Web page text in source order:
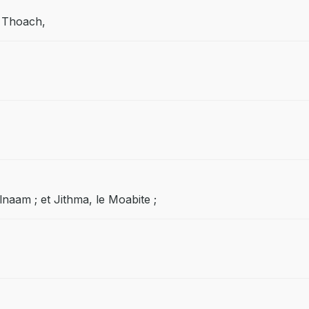
; et Jithma, le Moabite ;